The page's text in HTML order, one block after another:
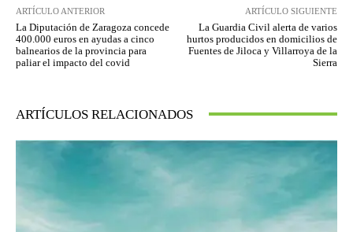
ARTÍCULO ANTERIOR
La Diputación de Zaragoza concede
400.000 euros en ayudas a cinco
balnearios de la provincia para
paliar el impacto del covid
ARTÍCULO SIGUIENTE
La Guardia Civil alerta de varios
hurtos producidos en domicilios de
Fuentes de Jiloca y Villarroya de la
Sierra
ARTÍCULOS RELACIONADOS